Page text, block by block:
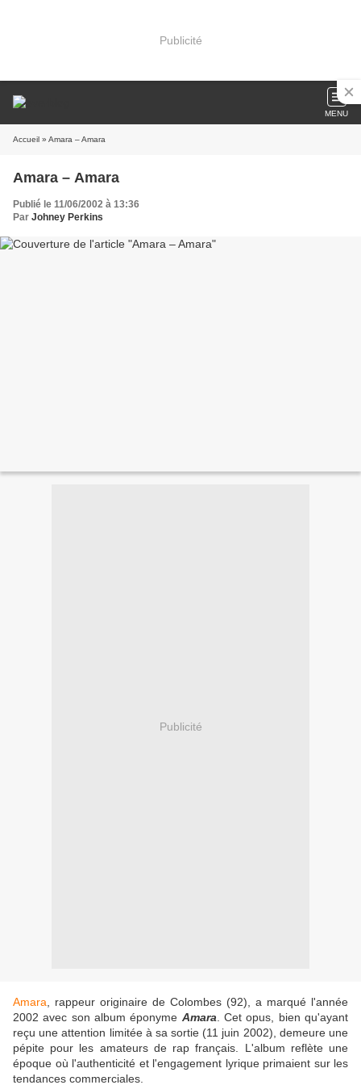
Publicité
MENU
Accueil » Amara – Amara
Amara – Amara
Publié le 11/06/2002 à 13:36
Par Johney Perkins
Publicité
Amara , rappeur originaire de Colombes (92), a marqué l'année
2002 avec son album éponyme Amara . Cet opus, bien qu'ayant
reçu une attention limitée à sa sortie (11 juin 2002), demeure une
pépite pour les amateurs de rap français. L'album reflète une
époque où l'authenticité et l'engagement lyrique primaient sur les
tendances commerciales.